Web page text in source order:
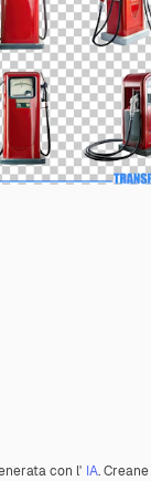
con l' IA.